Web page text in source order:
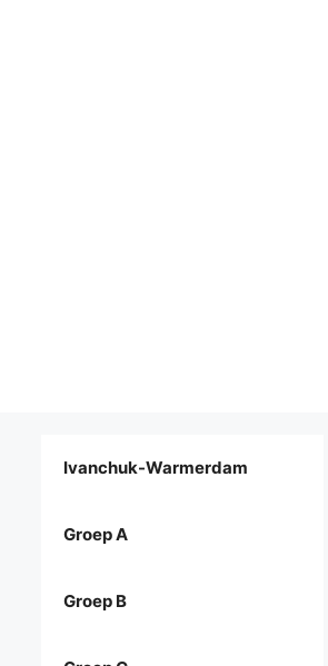
Ivanchuk-Warmerdam
Groep A
Groep B